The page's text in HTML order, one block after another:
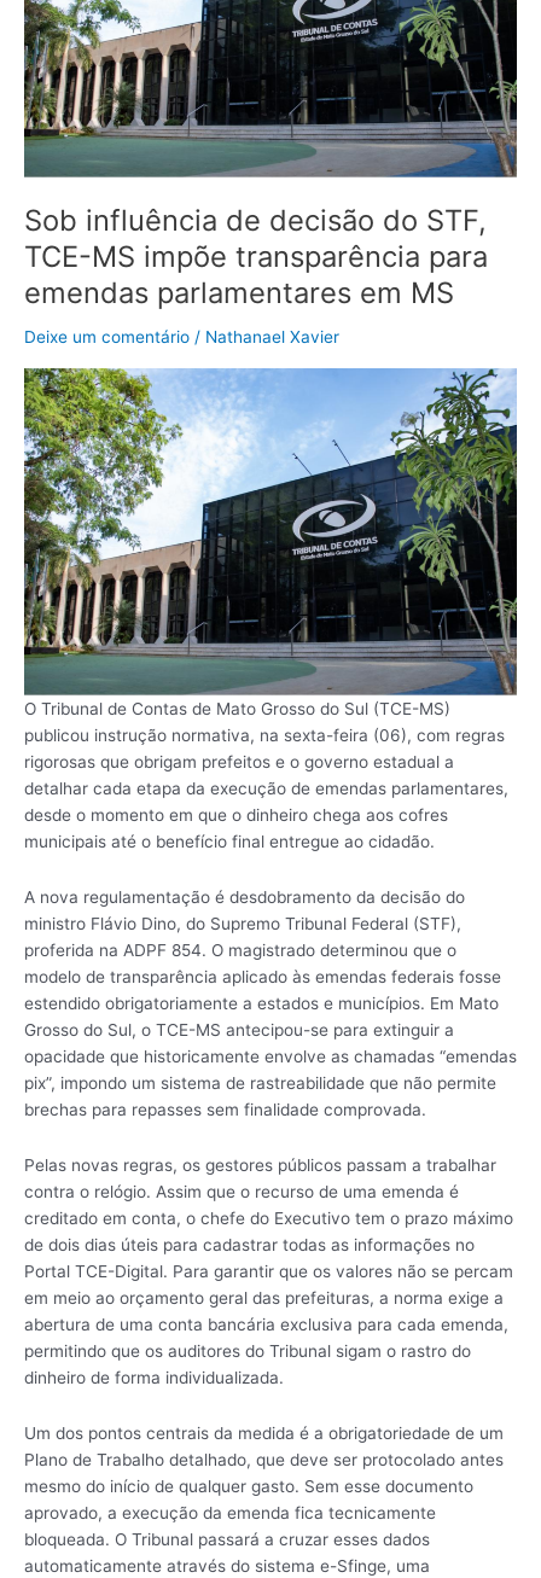
Sob influência de decisão do STF,
TCE-MS impõe transparência para
emendas parlamentares em MS
Deixe um comentário / Nathanael Xavier
O Tribunal de Contas de Mato Grosso do Sul (TCE-MS)
publicou instrução normativa, na sexta-feira (06), com regras
rigorosas que obrigam prefeitos e o governo estadual a
detalhar cada etapa da execução de emendas parlamentares,
desde o momento em que o dinheiro chega aos cofres
municipais até o benefício final entregue ao cidadão.
A nova regulamentação é desdobramento da decisão do
ministro Flávio Dino, do Supremo Tribunal Federal (STF),
proferida na ADPF 854. O magistrado determinou que o
modelo de transparência aplicado às emendas federais fosse
estendido obrigatoriamente a estados e municípios. Em Mato
Grosso do Sul, o TCE-MS antecipou-se para extinguir a
opacidade que historicamente envolve as chamadas “emendas
pix”, impondo um sistema de rastreabilidade que não permite
brechas para repasses sem finalidade comprovada.
Pelas novas regras, os gestores públicos passam a trabalhar
contra o relógio. Assim que o recurso de uma emenda é
creditado em conta, o chefe do Executivo tem o prazo máximo
de dois dias úteis para cadastrar todas as informações no
Portal TCE-Digital. Para garantir que os valores não se percam
em meio ao orçamento geral das prefeituras, a norma exige a
abertura de uma conta bancária exclusiva para cada emenda,
permitindo que os auditores do Tribunal sigam o rastro do
dinheiro de forma individualizada.
Um dos pontos centrais da medida é a obrigatoriedade de um
Plano de Trabalho detalhado, que deve ser protocolado antes
mesmo do início de qualquer gasto. Sem esse documento
aprovado, a execução da emenda fica tecnicamente
bloqueada. O Tribunal passará a cruzar esses dados
automaticamente através do sistema e-Sfinge, uma
TCE-
MS
impõe
transparência
para
parlamentares
em
MS